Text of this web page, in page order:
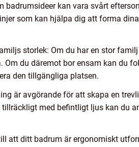
kan vara svårt
som kan hjälpa dig att forma
storlek: Om du har en stor
du däremot bor ensam kan du
den tillgängliga platsen.
är avgörande för att skapa en
med befintligt ljus kan du
att ditt badrum är ergonomiskt